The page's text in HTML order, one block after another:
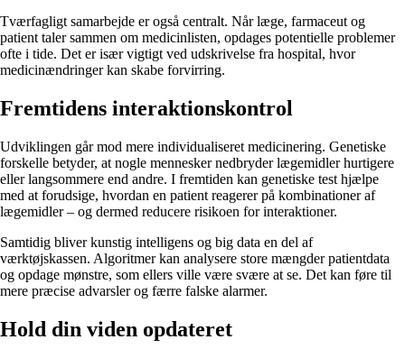
Tværfagligt samarbejde er også centralt. Når læge, farmaceut og
patient taler sammen om medicinlisten, opdages potentielle problemer
ofte i tide. Det er især vigtigt ved udskrivelse fra hospital, hvor
medicinændringer kan skabe forvirring.
Fremtidens interaktionskontrol
Udviklingen går mod mere individualiseret medicinering. Genetiske
forskelle betyder, at nogle mennesker nedbryder lægemidler hurtigere
eller langsommere end andre. I fremtiden kan genetiske test hjælpe
med at forudsige, hvordan en patient reagerer på kombinationer af
lægemidler – og dermed reducere risikoen for interaktioner.
Samtidig bliver kunstig intelligens og big data en del af
værktøjskassen. Algoritmer kan analysere store mængder patientdata
og opdage mønstre, som ellers ville være svære at se. Det kan føre til
mere præcise advarsler og færre falske alarmer.
Hold din viden opdateret